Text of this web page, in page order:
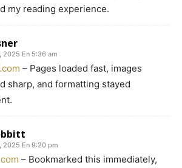
my reading experience.
2025 En 5:36 am
– Pages loaded fast, images
sharp, and formatting stayed
2025 En 9:20 pm
– Bookmarked this immediately,